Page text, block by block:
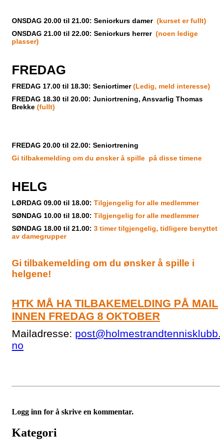
ONSDAG 20.00 til 21.00: Seniorkurs damer(kurset er fullt)
ONSDAG 21.00 til 22.00: Seniorkurs herrer (noen ledige
plasser)
FREDAG
FREDAG 17.00 til 18.30: Seniortimer(Ledig, meld interesse)
FREDAG 18.30 til 20.00: Juniortrening, Ansvarlig Thomas
Brekke (fullt)
FREDAG 20.00 til 22.00: Seniortrening
Gi tilbakemelding om du ønsker å spille på disse timene
HELG
LØRDAG 09.00 til 18.00: Tilgjengelig for alle medlemmer
SØNDAG 10.00 til 18.00: Tilgjengelig for alle medlemmer
SØNDAG 18.00 til 21.00: 3 timer tilgjengelig, tidligere benyttet
av damegrupper
Gi tilbakemelding om du ønsker å spille i
helgene!
HTK MÅ HA TILBAKEMELDING PÅ MAIL
INNEN FREDAG 8 OKTOBER
Mailadresse:
no
Logg inn for å skrive en kommentar.
Kategori